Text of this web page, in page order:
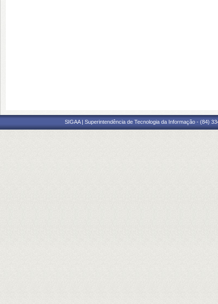
SIGAA | Superintendência de Tecnologia da Informação - (84)